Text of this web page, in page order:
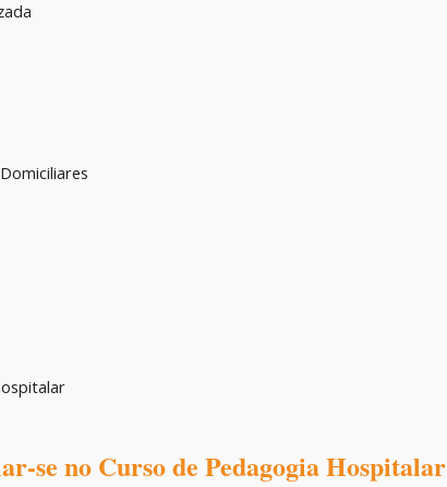
se no Curso de Pedagogia Hospitalar